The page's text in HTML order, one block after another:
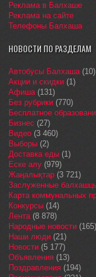
Реклама в Балхаше
Реклама на сайте
Телефоны Балхаша
НОВОСТИ ПО РАЗДЕЛАМ
Автобусы Балхаша(10)
Акции и скидки (1)
Афиша(131)
Без рубрики (770)
Бесплатное
Бизнес (27)
Видео (3 460)
Выборы (2)
Доставка еды (1)
Еске алу (979)
Жаңалықтар (3 721)
Заслуженные
Карта коммунальных
Конкурсы (14)
Лента(8 878)
Народные новости (165)
Наши люди (21)
Новости (5 177)
Объявления (13)
Поздравления (194)